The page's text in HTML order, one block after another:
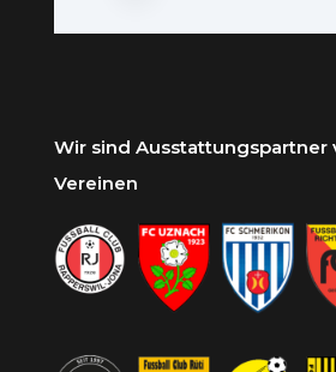
Wir sind Ausstattungspartner
Vereinen